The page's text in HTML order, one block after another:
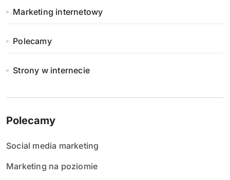
Marketing internetowy
Polecamy
Strony w internecie
Polecamy
Social media marketing
Marketing na poziomie